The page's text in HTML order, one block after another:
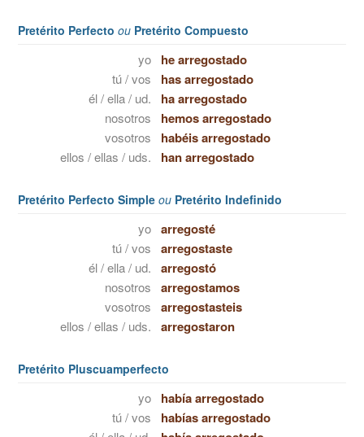
Pretérito Perfecto ou Pretérito Compuesto
yo he arregostado
tú / vos has arregostado
él / ella / ud. ha arregostado
nosotros hemos arregostado
vosotros habéis arregostado
ellos / ellas / uds. han arregostado
Pretérito Perfecto Simple ou Pretérito Indefinido
yo arregosté
tú / vos arregostaste
él / ella / ud. arregostó
nosotros arregostamos
vosotros arregostasteis
ellos / ellas / uds. arregostaron
Pretérito Pluscuamperfecto
yo había arregostado
tú / vos habías arregostado